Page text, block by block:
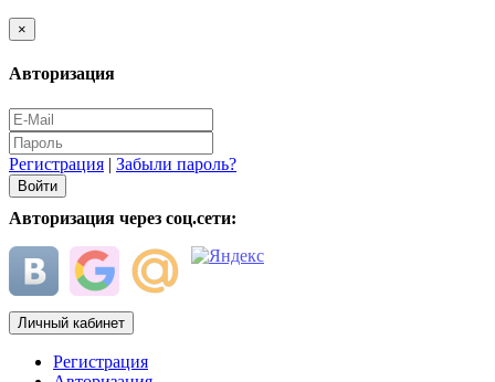
×
Авторизация
Регистрация | Забыли пароль?
Авторизация через соц.сети:
Личный кабинет
Регистрация